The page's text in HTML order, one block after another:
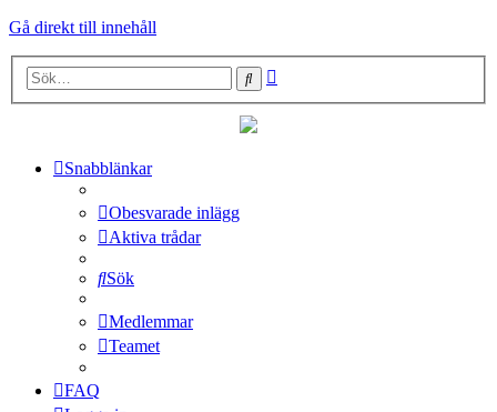
Gå direkt till innehåll
Sök
Snabblänkar
Obesvarade inlägg
Aktiva trådar
Sök
Medlemmar
Teamet
FAQ